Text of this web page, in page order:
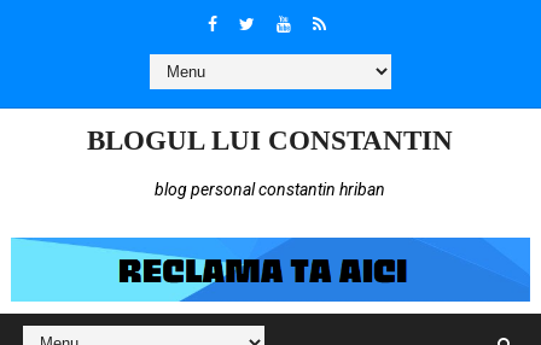
BLOGUL LUI CONSTANTIN
blog personal constantin hriban